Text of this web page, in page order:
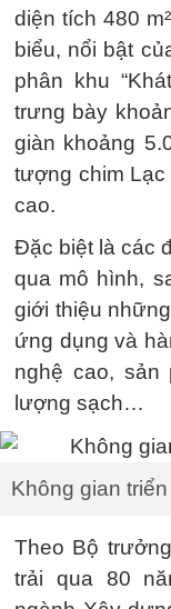
diện tích 480
biểu, nổi bật
phân khu
trưng bày
giàn khoảng
tượng chim
cao.
Đặc biệt là các
qua mô hình,
giới thiệu
ứng dụng và
nghệ cao, sản
lượng sạch…
Không gian
Theo Bộ
trải qua 80